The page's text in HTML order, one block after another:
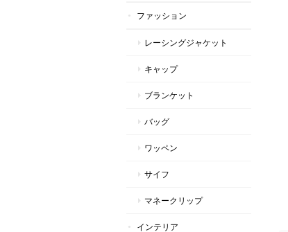
ファッション
レーシングジャケット
キャップ
ブランケット
バッグ
ワッペン
サイフ
マネークリップ
インテリア